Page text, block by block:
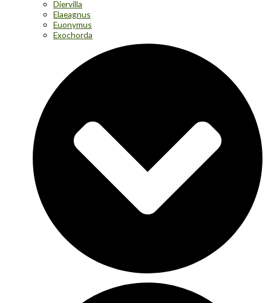
Diervilla
Elaeagnus
Euonymus
Exochorda